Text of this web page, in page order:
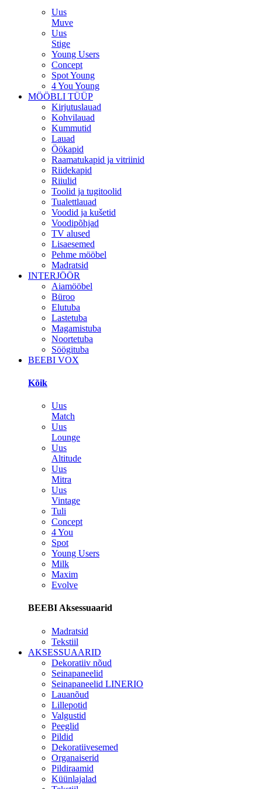
Uus
Muve
Uus
Stige
Young Users
Concept
Spot Young
4 You Young
MÖÖBLI TÜÜP
Kirjutuslauad
Kohvilauad
Kummutid
Lauad
Öökapid
Raamatukapid ja vitriinid
Riidekapid
Riiulid
Toolid ja tugitoolid
Tualettlauad
Voodid ja kušetid
Voodipõhjad
TV alused
Lisaesemed
Pehme mööbel
Madratsid
INTERJÖÖR
Aiamööbel
Büroo
Elutuba
Lastetuba
Magamistuba
Noortetuba
Söögituba
BEEBI VOX
Kõik
Uus
Match
Uus
Lounge
Uus
Altitude
Uus
Mitra
Uus
Vintage
Tuli
Concept
4 You
Spot
Young Users
Milk
Maxim
Evolve
BEEBI Aksessuaarid
Madratsid
Tekstiil
AKSESSUAARID
Dekoratiiv nõud
Seinapaneelid
Seinapaneelid LINERIO
Lauanõud
Lillepotid
Valgustid
Peeglid
Pildid
Dekoratiivesemed
Organaiserid
Pildiraamid
Küünlajalad